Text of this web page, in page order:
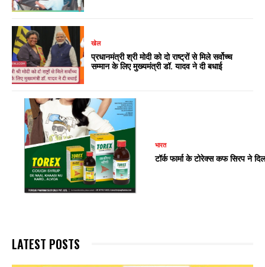
खेल
प्रधानमंत्री श्री मोदी को दो राष्ट्रों से मिले सर्वोच्च
सम्मान के लिए मुख्यमंत्री डॉ. यादव ने दी बधाई
भारत
टॉर्क फार्मा के टोरेक्स कफ सिरप ने
LATEST POSTS